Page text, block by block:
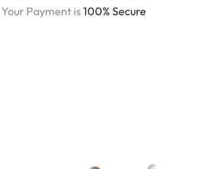
Your Payment is100% Secure